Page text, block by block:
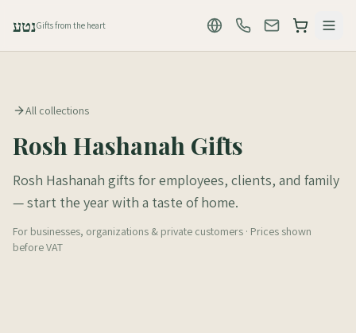
נטעGifts from the heart
All collections
Rosh Hashanah Gifts
Rosh Hashanah gifts for employees, clients, and family
— start the year with a taste of home.
For businesses, organizations & private customers · Prices shown
before VAT